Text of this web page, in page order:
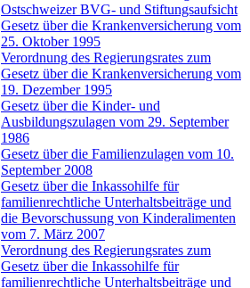
Ostschweizer BVG- und Stiftungsaufsicht
Gesetz über die Krankenversicherung vom
25. Oktober 1995
Verordnung des Regierungsrates zum
Gesetz über die Krankenversicherung vom
19. Dezember 1995
Gesetz über die Kinder- und
Ausbildungszulagen vom 29. September
1986
Gesetz über die Familienzulagen vom 10.
September 2008
Gesetz über die Inkassohilfe für
familienrechtliche Unterhaltsbeiträge und
die Bevorschussung von Kinderalimenten
vom 7. März 2007
Verordnung des Regierungsrates zum
Gesetz über die Inkassohilfe für
familienrechtliche Unterhaltsbeiträge und